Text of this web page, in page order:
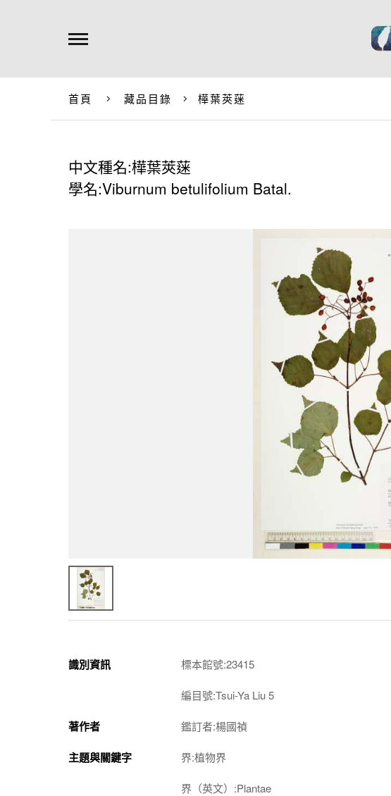
首頁 藏品目錄 樺葉莢蒾
中文種名:樺葉莢蒾
學名:Viburnum betulifolium Batal.
識別資訊 標本館號:23415
編目號:Tsui-Ya Liu 5
著作者 鑑訂者:楊國禎
主題與關鍵字 界:植物界
界（英文）:Plantae